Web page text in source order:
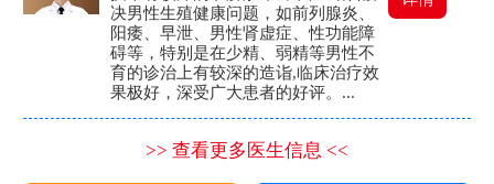
决男性生殖健康问题，如前列腺炎、
阳痿、早泄、男性肾虚症、性功能障
碍等，特别是在少精、弱精等男性不
育的诊治上有较深的造诣,临床治疗效
果极好，深受广大患者的好评。...
>> 查看更多医生信息 <<